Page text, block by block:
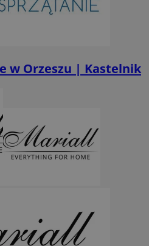
w Orzeszu | Kastelnik